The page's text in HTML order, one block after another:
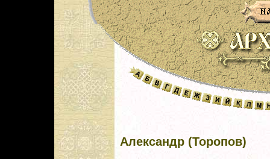
Александр (Торопов)